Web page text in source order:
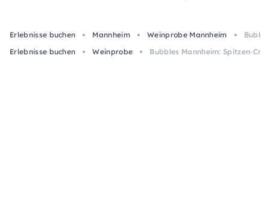
Erlebnisse buchen Mannheim Weinprobe Mannheim
Erlebnisse buchen
Weinprobe Bubbles Mannheim: